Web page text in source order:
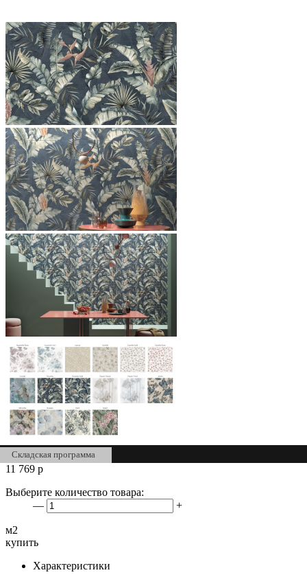
Складская программа
11 769 р
Выберите количество товара:
—
+
м2
купить
Характеристики